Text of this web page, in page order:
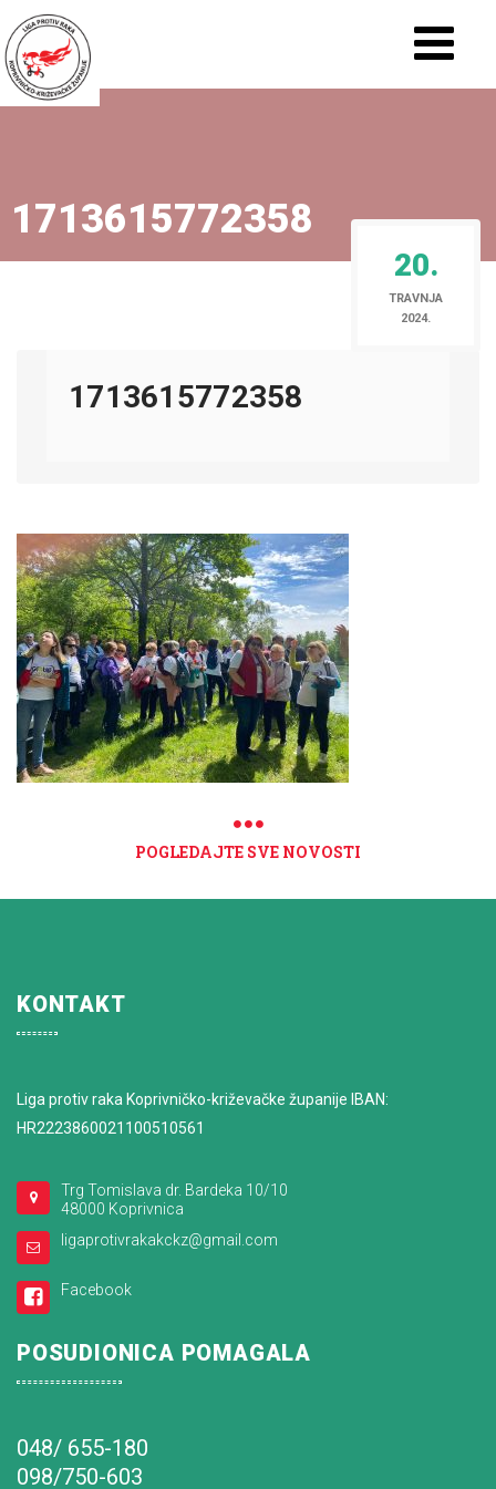
1713615772358
20.
TRAVNJA
2024.
1713615772358
POGLEDAJTE SVE NOVOSTI
KONTAKT
Liga protiv raka Koprivničko-križevačke županije IBAN:
HR2223860021100510561
Trg Tomislava dr. Bardeka 10/10
48000 Koprivnica
ligaprotivrakakckz@gmail.com
Facebook
POSUDIONICA POMAGALA
048/ 655-180
098/750-603